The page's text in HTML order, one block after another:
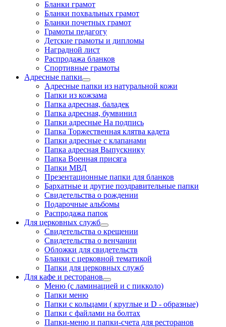
Бланки грамот
Бланки похвальных грамот
Бланки почетных грамот
Грамоты педагогу
Детские грамоты и дипломы
Наградной лист
Распродажа бланков
Спортивные грамоты
Адресные папки
Адресные папки из натуральной кожи
Папки из кожзама
Папка адресная, баладек
Папка адресная, бумвинил
Папки адресные На подпись
Папка Торжественная клятва кадета
Папки адресные с клапанами
Папка адресная Выпускнику
Папка Военная присяга
Папки МВД
Презентационные папки для бланков
Бархатные и другие поздравительные папки
Свидетельства о рождении
Подарочные альбомы
Распродажа папок
Для церковных служб
Свидетельства о крещении
Свидетельства о венчании
Обложки для свидетельств
Бланки с церковной тематикой
Папки для церковных служб
Для кафе и ресторанов
Меню (с ламинацией и с пикколо)
Папки меню
Папки с кольцами ( круглые и D - образные)
Папки с файлами на болтах
Папки-меню и папки-счета для ресторанов